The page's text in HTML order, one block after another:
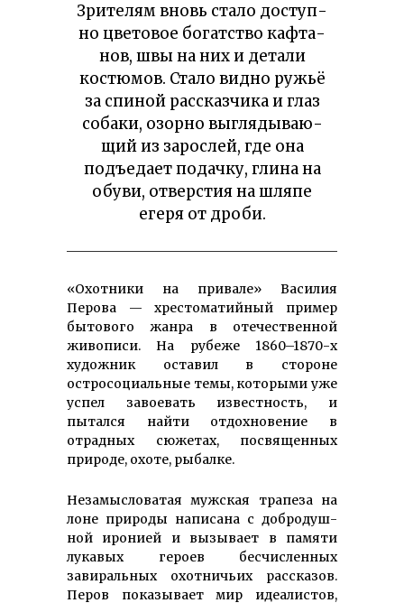
Зрителям вновь ста­ло доступ­
но цве­товое бо­гат­ст­во кафта­
нов, швы на них и детали
костю­мов. Ста­ло вид­но ружьё
за спи­ной рас­сказчика и глаз
со­баки, озорно вы­гля­ды­ваю­
щий из за­рос­лей, где она
подъе­дает по­дачку, гли­на на
обу­ви, от­вер­стия на шляпе
егеря от дроби.
«Охотники на привале» Василия
Перова — хрестоматийный пример
бытового жанра в отечественной
живописи. На рубеже 1860–1870-х
художник оставил в стороне
остросоциальные темы, которыми уже
успел завоевать известность, и
пытался найти отдохновение в
отрадных сюжетах, посвященных
природе, охоте, рыбалке.
Незамысловатая мужская трапеза на
ло­не природы написана с добро­душ­
ной иронией и вызывает в памяти
лукавых героев бесчисленных
завиральных охотничьих рассказов.
Перов пока­зывает мир идеалистов,